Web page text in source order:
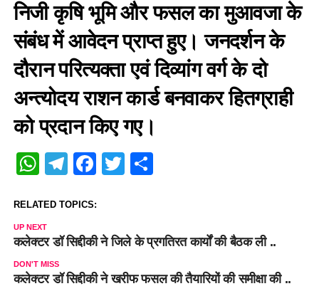
निजी कृषि भूमि और फसल का मुआवजा के
संबंध में आवेदन प्राप्त हुए। जनदर्शन के
दौरान परित्यक्ता एवं दिव्यांग वर्ग के दो
अन्त्योदय राशन कार्ड बनवाकर हितग्राही
को प्रदान किए गए।
WhatsApp
Telegram
Facebook
Twitter
Share
RELATED TOPICS:
UP NEXT
कलेक्टर डॉ सिद्दीकी ने जिले के प्रगतिरत कार्यों की बैठक ली ..
DON'T MISS
कलेक्टर डॉ सिद्दीकी ने खरीफ फसल की तैयारियों की समीक्षा की ..